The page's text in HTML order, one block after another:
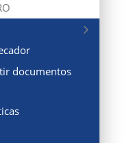
documentos